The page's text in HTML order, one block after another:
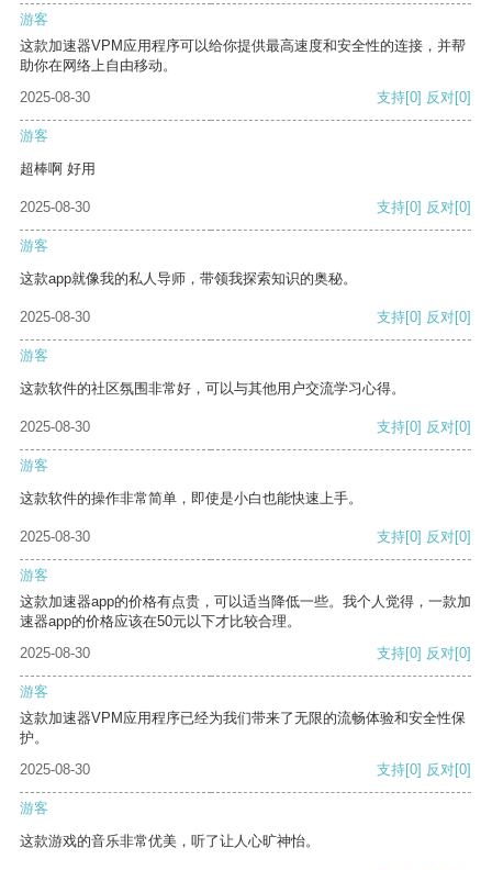
游客
这款加速器VPM应用程序可以给你提供最高速度和安全性的连接，并帮
助你在网络上自由移动。
2025-08-30
支持[0] 反对[0]
游客
超棒啊 好用
2025-08-30 支持[0] 反对[0]
游客
这款app就像我的私人导师，带领我探索知识的奥秘。
2025-08-30 支持[0] 反对[0]
游客
这款软件的社区氛围非常好，可以与其他用户交流学习心得。
2025-08-30 支持[0] 反对[0]
游客
这款软件的操作非常简单，即使是小白也能快速上手。
2025-08-30 支持[0] 反对[0]
游客
这款加速器app的价格有点贵，可以适当降低一些。我个人觉得，一款加
速器app的价格应该在50元以下才比较合理。
2025-08-30
支持[0] 反对[0]
游客
这款加速器VPM应用程序已经为我们带来了无限的流畅体验和安全性保
护。
2025-08-30
支持[0] 反对[0]
游客
这款游戏的音乐非常优美，听了让人心旷神怡。